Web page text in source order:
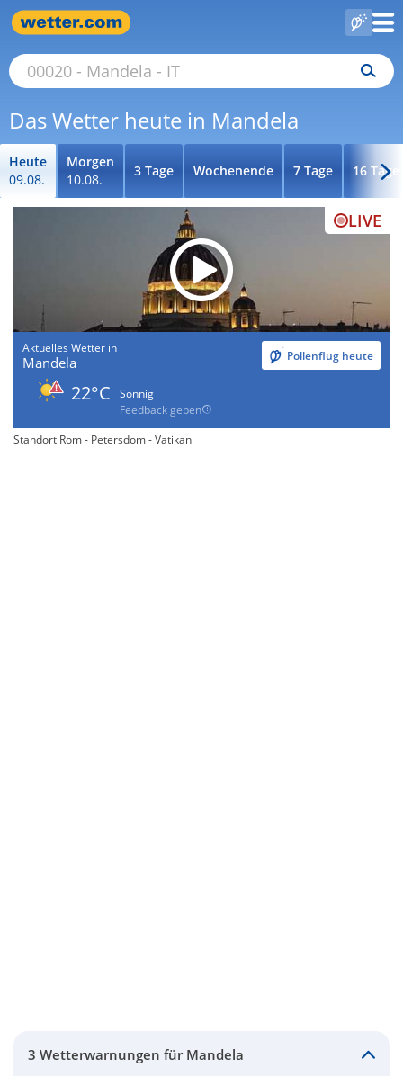
Das Wetter heute in Mandela
Heute
09.08.
Morgen
10.08.
3 Tage Wochenende 7 Tage 16 Tage
LIVE
Aktuelles Wetter in
Mandela Pollenflug heute
22°C
Sonnig
Feedback geben
Standort Rom - Petersdom - Vatikan
3 Wetterwarnungen für Mandela